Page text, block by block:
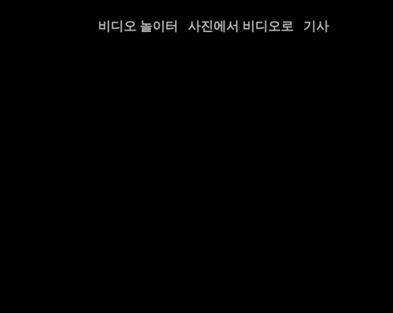
비디오 놀이터 사진에서 비디오로 기사